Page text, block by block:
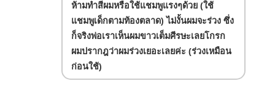
ห้ามทำสีผมหรือใช้แชมพูแรงๆด้วย (ใช้
แชมพูเด็กตามท้องตลาด) ไม่งั้นผมจะร่วง ซึ่ง
ก็จริงพ่อเราเห็นผมขาวเต็มศีรษะเลยโกรก
ผมปรากฎว่าผมร่วงเยอะเลยค่ะ (ร่วงเหมือน
ก่อนใช้)